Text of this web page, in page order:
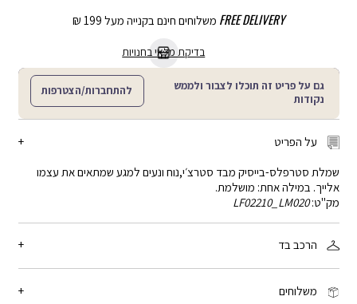
FREE DELIVERY משלוחים חינם בקנייה מעל 199 ₪
בדיקת מלאי בחנויות
גם על פריט זה תוכלו לצבור ולממש
נקודות
להתחברות/הצטרפות
על הפריט
הרכב בד
משלוחים
שמלת סטרפלס-בייסיק מבד סטרצ׳י,נוח ונעים למגע שמתאים את עצמו
אלייך. במילה אחת: מושלמת.
מק"ט: LF02210_LM020